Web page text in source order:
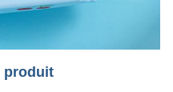
produit